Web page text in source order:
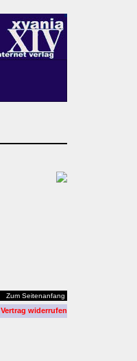
Zum Seitenanfang
Vertrag widerrufen